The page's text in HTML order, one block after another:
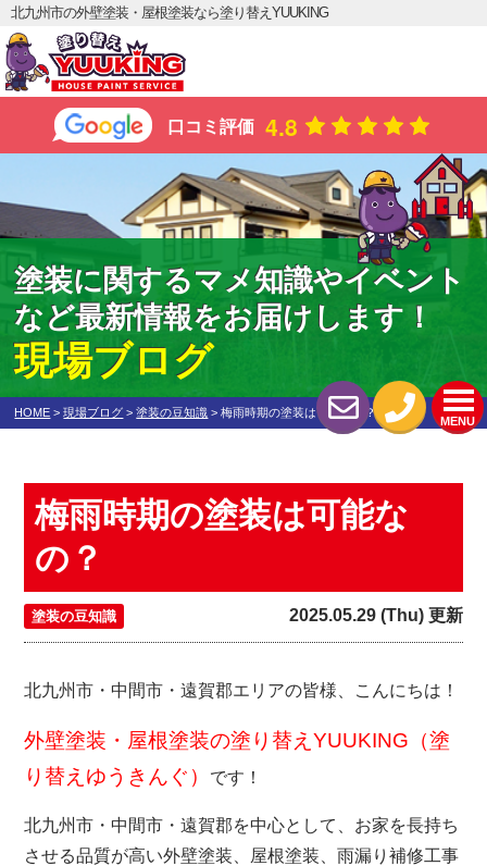
北九州市の外壁塗装・屋根塗装なら塗り替えYUUKING
MENU
口コミ評価 4.8
塗装に関するマメ知識やイベント
など最新情報をお届けします！
現場ブログ
HOME >現場ブログ >塗装の豆知識 >梅雨時期の塗装は可能なの？
梅雨時期の塗装は可能な
の？
塗装の豆知識 2025.05.29 (Thu) 更新
北九州市・中間市・遠賀郡エリアの皆様、こんにちは！
外壁塗装・屋根塗装の塗り替えYUUKING（塗
り替えゆうきんぐ）
です！
北九州市・中間市・遠賀郡を中心として、お家を長持ち
させる品質が高い外壁塗装、屋根塗装、雨漏り補修工事